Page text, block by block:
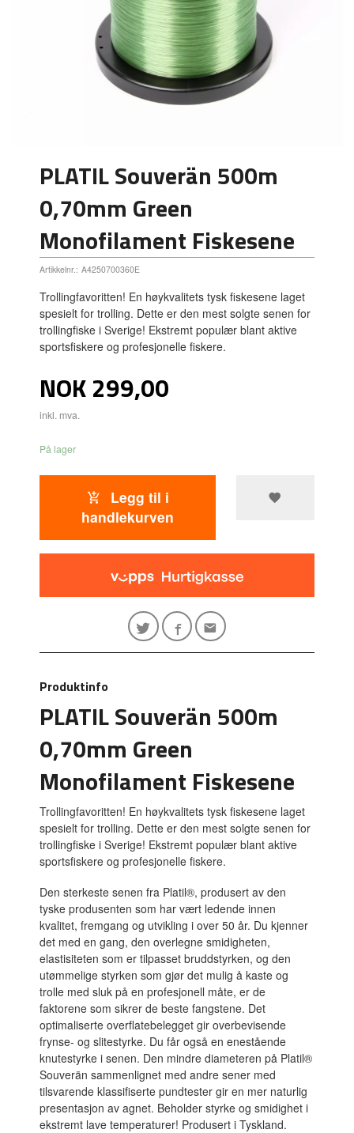
PLATIL Souverän 500m
0,70mm Green
Monofilament Fiskesene
Artikkelnr.: A4250700360E
Trollingfavoritten! En høykvalitets tysk fiskesene laget
spesielt for trolling. Dette er den mest solgte senen for
trollingfiske i Sverige! Ekstremt populær blant aktive
sportsfiskere og profesjonelle fiskere.
Pris
NOK299,00
inkl. mva.
På lager
Legg til i
handlekurven
Produktinfo
PLATIL Souverän 500m
0,70mm Green
Monofilament Fiskesene
Trollingfavoritten! En høykvalitets tysk fiskesene laget
spesielt for trolling. Dette er den mest solgte senen for
trollingfiske i Sverige! Ekstremt populær blant aktive
sportsfiskere og profesjonelle fiskere.
Den sterkeste senen fra Platil®, produsert av den
tyske produsenten som har vært ledende innen
kvalitet, fremgang og utvikling i over 50 år. Du kjenner
det med en gang, den overlegne smidigheten,
elastisiteten som er tilpasset bruddstyrken, og den
utømmelige styrken som gjør det mulig å kaste og
trolle med sluk på en profesjonell måte, er de
faktorene som sikrer de beste fangstene. Det
optimaliserte overflatebelegget gir overbevisende
frynse- og slitestyrke. Du får også en enestående
knutestyrke i senen. Den mindre diameteren på Platil®
Souverän sammenlignet med andre sener med
tilsvarende klassifiserte pundtester gir en mer naturlig
presentasjon av agnet. Beholder styrke og smidighet i
ekstremt lave temperaturer! Produsert i Tyskland.